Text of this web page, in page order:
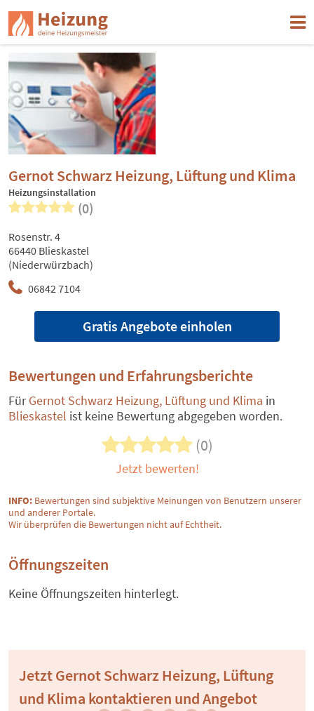
Gernot Schwarz Heizung, Lüftung und Klima
Heizungsinstallation
(0)
06842 7104
Rosenstr. 4
66440 Blieskastel
(Niederwürzbach)
Gratis Angebote einholen
Bewertungen und Erfahrungsberichte
FürGernot Schwarz Heizung, Lüftung und Klima in
Blieskastel ist keine Bewertung abgegeben worden.
(0)
Jetzt bewerten!
INFO: Bewertungen sind subjektive Meinungen von Benutzern unserer
und anderer Portale.
Wir überprüfen die Bewertungen nicht auf Echtheit.
Öffnungszeiten
Keine Öffnungszeiten hinterlegt.
Jetzt Gernot Schwarz Heizung, Lüftung
und Klima kontaktieren und Angebot